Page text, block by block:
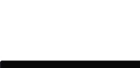
serviços, além de ofertar